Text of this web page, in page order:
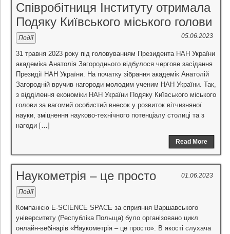
Співробітниця Інституту отримала
Подяку Київського міського голови
05.06.2023
Події
31 травня 2023 року під головуванням Президента НАН України
академіка Анатолія Загороднього відбулося чергове засідання
Президії НАН України. На початку зібрання академік Анатолій
Загородній вручив нагороди молодим ученим НАН України. Так,
з відділення економіки НАН України Подяку Київського міського
голови за вагомий особистий внесок у розвиток вітчизняної
науки, зміцнення науково-технічного потенціалу столиці та з
нагоди […]
Read More
Наукометрія – це просто 01.06.2023
Події
Компанією E-SCIENCE SPACE за сприяння Варшавського
університету (Республіка Польща) було організовано цикл
онлайн-вебінарів «Наукометрія – це просто». В якості слухача